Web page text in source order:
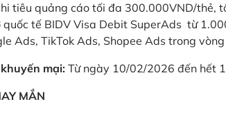
tiêu quảng cáo tối đa 300.000VND/thẻ,
quốc tế BIDV Visa Debit SuperAds từ
Ads, TikTok Ads, Shopee Ads trong
mại: Từ ngày 10/02/2026 đến hết
MẮN